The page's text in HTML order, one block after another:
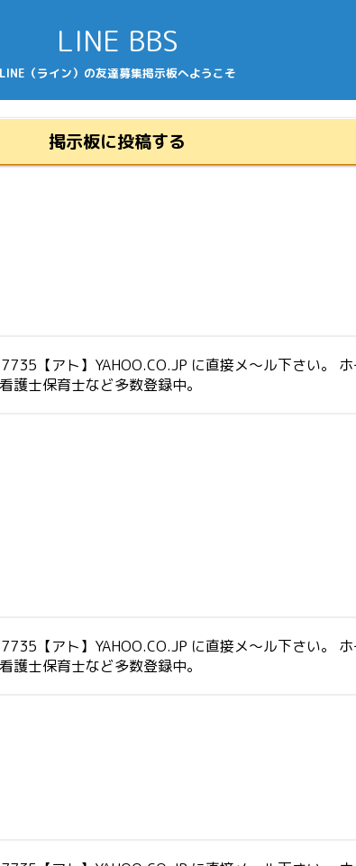
LINE BBS
LINE（ライン）の友達募集掲示板へようこそ
掲示板に投稿する
【アト】YAHOO.CO.JP に直接メ～ル下さい。
士保育士など多数登録中。
【アト】YAHOO.CO.JP に直接メ～ル下さい。
士保育士など多数登録中。